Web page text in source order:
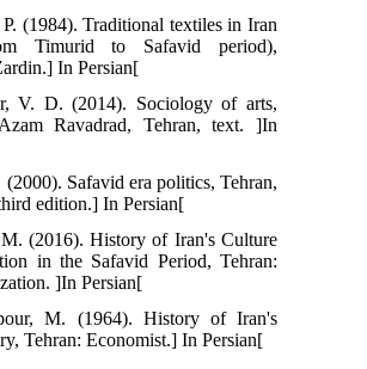
P. (1984). Traditional textiles in Iran
from Timurid to Safavid period),
Zardin.] In Persian[
V. D. (2014). Sociology of arts,
Azam Ravadrad, Tehran, text. ]In
M. I. (2000). Safavid era politics, Tehran,
Alisha, third edition.] In Persian[
M. (2016). History of Iran's Culture
Civilization in the Safavid Period, Tehran:
Organization. ]In Persian[
M. (1964). History of Iran's
industry, Tehran: Economist.] In Persian[